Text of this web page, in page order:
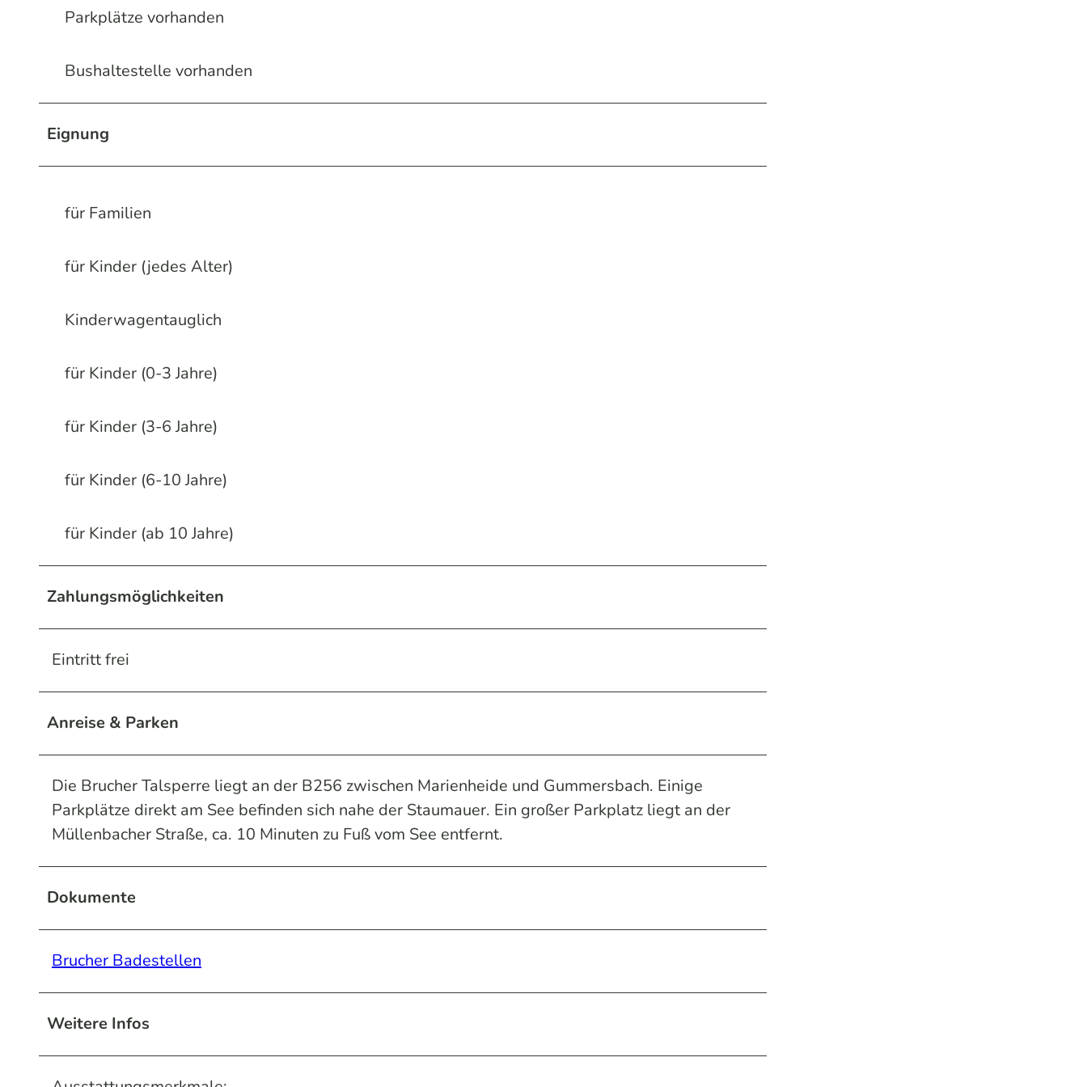
Parkplätze vorhanden
Bushaltestelle vorhanden
Eignung
für Familien
für Kinder (jedes Alter)
Kinderwagentauglich
für Kinder (0-3 Jahre)
für Kinder (3-6 Jahre)
für Kinder (6-10 Jahre)
für Kinder (ab 10 Jahre)
Zahlungsmöglichkeiten
Eintritt frei
Anreise & Parken
Die Brucher Talsperre liegt an der B256 zwischen Marienheide und Gummersbach. Einige
Parkplätze direkt am See befinden sich nahe der Staumauer. Ein großer Parkplatz liegt an der
Müllenbacher Straße, ca. 10 Minuten zu Fuß vom See entfernt.
Dokumente
Brucher Badestellen
Weitere Infos